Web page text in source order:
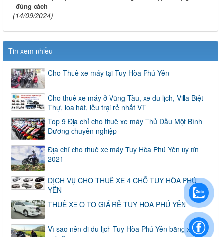
đúng cách
(14/09/2024)
Tin xem nhiều
Cho Thuê xe máy tại Tuy Hòa Phú Yên
Cho thuê xe máy ở Vũng Tàu, xe du lịch, Villa Biệt
Thự, loa hát, lều trại rẻ nhất VT
Top 9 Địa chỉ cho thuê xe máy Thủ Dầu Một Bình
Dương chuyên nghiệp
Địa chỉ cho thuê xe máy Tuy Hòa Phú Yên uy tín
2021
DỊCH VỤ CHO THUÊ XE 4 CHỖ TUY HÒA PHÚ
YÊN
THUÊ XE Ô TÔ GIÁ RẺ TUY HÒA PHÚ YÊN
Vì sao nên đi du lịch Tuy Hòa Phú Yên bằng xe